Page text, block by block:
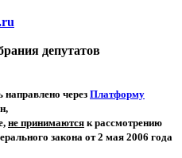
депутатов
через Платформу
не принимаются к рассмотрению
закона от 2 мая 2006 года